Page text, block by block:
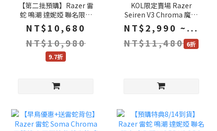
【第二批預購】Razer 雷
蛇 鳴潮 達妮婭 聯名限定
鍵盤+滑鼠組合 VIPER V3
PRO SE滑鼠 BlackWidow
V4 TKL HyperSpeed鍵盤
NT$10,680
NT$10,980
9.7折
KOL限定賣場 Razer
Seiren V3 Chroma 魔音
海妖麥克風+Kraken Kitty
北海巨妖 耳機
NT$2,990 ~...
NT$11,480 6折